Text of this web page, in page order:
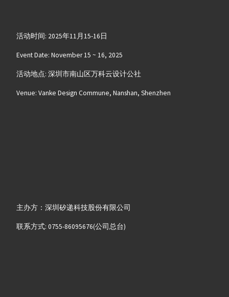
活动时间: 2025年11月15-16日
Event Date: November 15 ~ 16, 2025
活动地点: 深圳市南山区万科云设计公社
Venue: Vanke Design Commune, Nanshan, Shenzhen
主办方：深圳矽递科技股份有限公司
联系方式: 0755-86095676(公司总台)